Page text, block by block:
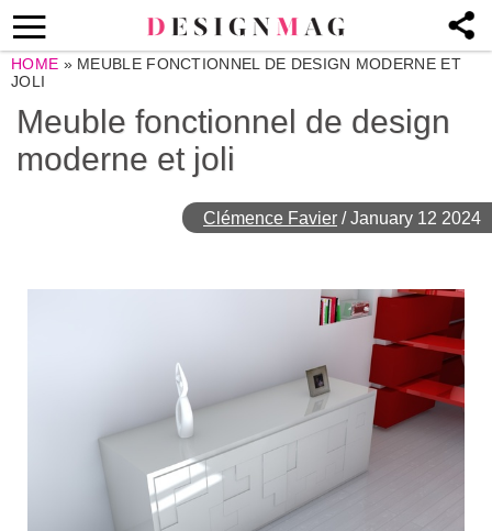
HOME » MEUBLE FONCTIONNEL DE DESIGN MODERNE ET
JOLI
Meuble fonctionnel de design
moderne et joli
Clémence Favier /January 12 2024